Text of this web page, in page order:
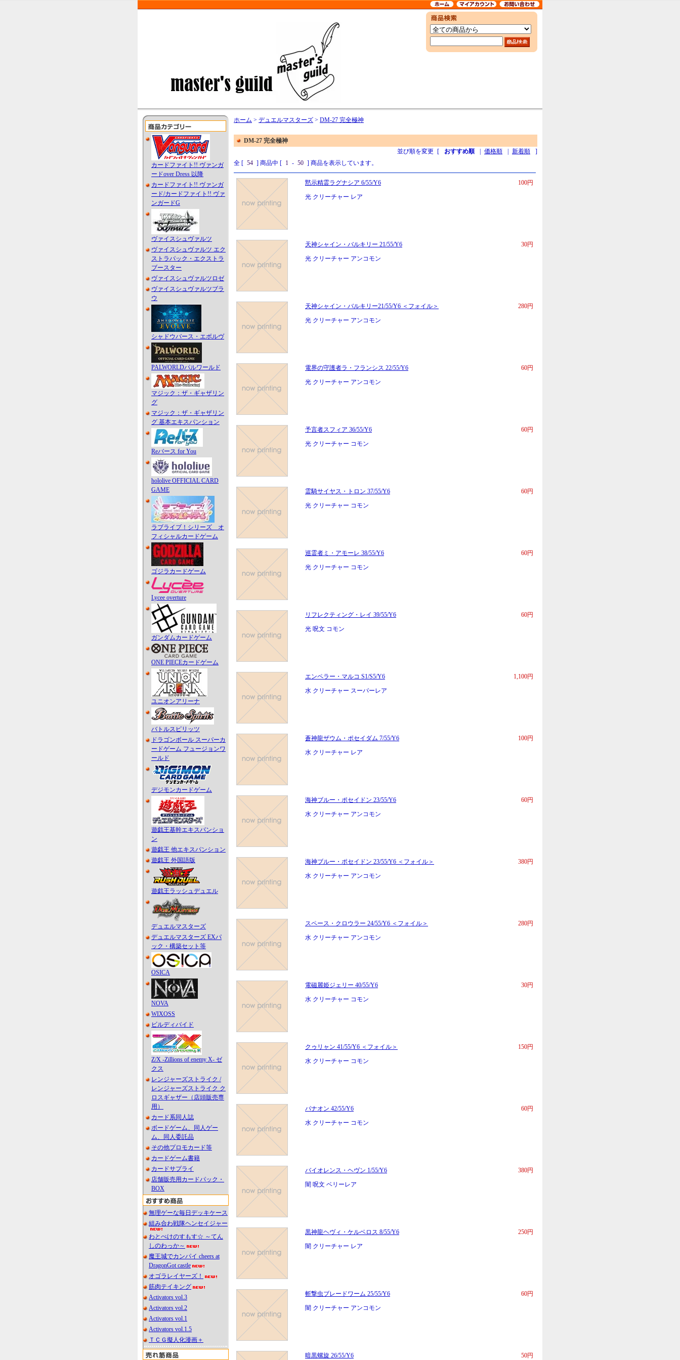
カードファイト!! ヴァンガ
ードover Dress 以降
カードファイト!! ヴァンガ
ード/カードファイト!! ヴァ
ンガードG
ヴァイスシュヴァルツ
ヴァイスシュヴァルツ エク
ストラパック・エクストラ
ブースター
ヴァイスシュヴァルツロゼ
ヴァイスシュヴァルツブラ
ウ
シャドウバース・エボルヴ
PALWORLDパルワールド
マジック：ザ・ギャザリン
グ
マジック：ザ・ギャザリン
グ 基本エキスパンション
Reバース for You
hololive OFFICIAL CARD
GAME
ラブライブ！シリーズ オ
フィシャルカードゲーム
ゴジラカードゲーム
Lycee overture
ガンダムカードゲーム
ONE PIECEカードゲーム
ユニオンアリーナ
バトルスピリッツ
ドラゴンボール スーパーカ
ードゲーム フュージョンワ
ールド
デジモンカードゲーム
遊戯王基幹エキスパンショ
ン
遊戯王 他エキスパンション
遊戯王 外国語版
遊戯王ラッシュデュエル
デュエルマスターズ
デュエルマスターズ EXパ
ック・構築セット等
OSICA
NOVA
WIXOSS
ビルディバイド
Z/X -Zillions of enemy X- ゼ
クス
レンジャーズストライク /
レンジャーズストライク ク
ロスギャザー（店頭販売専
用）
カード系同人誌
ボードゲーム、同人ゲー
ム、同人委託品
その他プロモカード等
カードゲーム書籍
カードサプライ
店舗販売用カードパック・
BOX
無理ゲーな毎日デッキケース
組み合わ戦隊ヘンセイジャー
わとぺけのすもす☆ ～てん
しのわっか～
魔王城でカンパイ cheers at
DragonGot castle
オゴラレイヤーズ！
筋肉テイキング
Activators vol.3
Activators vol.2
Activators vol.1
Activators vol.1.5
ＴＣＧ擬人化漫画＋
ホーム > デュエルマスターズ > DM-27 完全極神
DM-27 完全極神
並び順を変更 [ おすすめ順 価格順 新着順
]
全 [ 54 ] 商品中 [ 1 - 50 ] 商品を表示しています。
100円
黙示精霊ラグナシア 6/55/Y6
光 クリーチャー レア
30円
天神シャイン・バルキリー 21/55/Y6
光 クリーチャー アンコモン
280円
天神シャイン・バルキリー21/55/Y6 ＜フォイル＞
光 クリーチャー アンコモン
60円
電界の守護者ラ・フランシス 22/55/Y6
光 クリーチャー アンコモン
60円
予言者スフィア 36/55/Y6
光 クリーチャー コモン
60円
霊騎サイヤス・トロン 37/55/Y6
光 クリーチャー コモン
60円
巡霊者ミ・アモーレ 38/55/Y6
光 クリーチャー コモン
60円
リフレクティング・レイ 39/55/Y6
光 呪文 コモン
1,100円
エンペラー・マルコ S1/S5/Y6
水 クリーチャー スーパーレア
100円
蒼神龍ザウム・ポセイダム 7/55/Y6
水 クリーチャー レア
60円
海神ブルー・ポセイドン 23/55/Y6
水 クリーチャー アンコモン
380円
海神ブルー・ポセイドン 23/55/Y6 ＜フォイル＞
水 クリーチャー アンコモン
280円
スペース・クロウラー 24/55/Y6 ＜フォイル＞
水 クリーチャー アンコモン
30円
電磁麗姫ジェリー 40/55/Y6
水 クリーチャー コモン
150円
クゥリャン 41/55/Y6 ＜フォイル＞
水 クリーチャー コモン
60円
パナオン 42/55/Y6
水 クリーチャー コモン
380円
バイオレンス・ヘヴン 1/55/Y6
闇 呪文 ベリーレア
250円
黒神龍ヘヴィ・ケルベロス 8/55/Y6
闇 クリーチャー レア
60円
斬撃虫ブレードワーム 25/55/Y6
闇 クリーチャー アンコモン
50円
暗黒螺旋 26/55/Y6